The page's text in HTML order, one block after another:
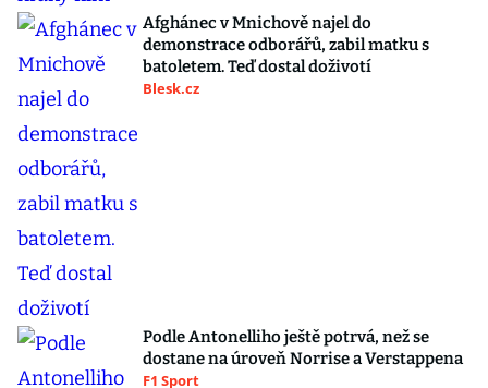
Afghánec v Mnichově najel do
demonstrace odborářů, zabil matku s
batoletem. Teď dostal doživotí
Blesk.cz
Podle Antonelliho ještě potrvá, než se
dostane na úroveň Norrise a Verstappena
F1 Sport